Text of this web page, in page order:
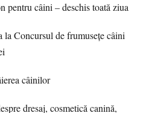
pentru câini – deschis toată ziua
la Concursul de frumuseţe câini
câinilor
dresaj, cosmetică canină,